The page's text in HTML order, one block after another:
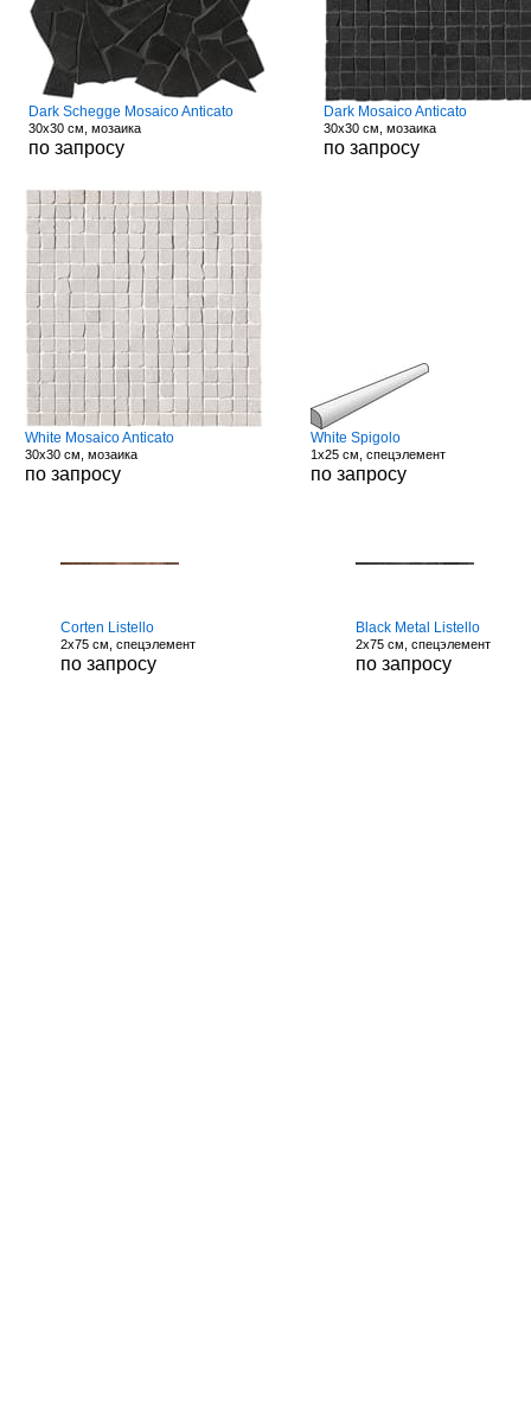
Dark Schegge Mosaico Anticato
30x30 см, мозаика
по запросу
Dark Mosaico Anticato
30x30 см, мозаика
по запросу
White Mosaico Anticato
30x30 см, мозаика
по запросу
White Spigolo
1x25 см, спецэлемент
по запросу
Corten Listello
2x75 см, спецэлемент
по запросу
Black Metal Listello
2x75 см, спецэлемент
по запросу